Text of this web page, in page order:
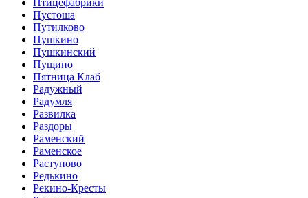
Пустоша
Путилково
Пушкино
Пушкинский
Пущино
Пятница Клаб
Радужный
Радумля
Развилка
Раздоры
Раменский
Раменское
Растуново
Редькино
Рекино-Кресты